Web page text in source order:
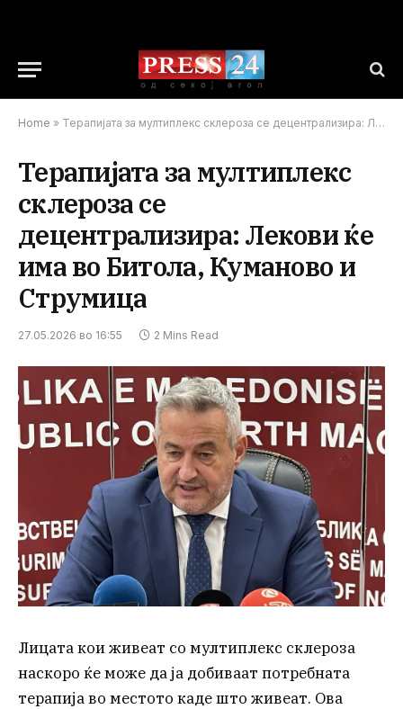
Home » Терапијата за мултиплекс склероза се децентрализира: Лекови ќе има во Битола, Куманово и Струмица
Терапијата за мултиплекс
склероза се
децентрализира: Лекови ќе
има во Битола, Куманово и
Струмица
27.05.2026 во 16:55 2 Mins Read
Лицата кои живеат со мултиплекс склероза
наскоро ќе може да ја добиваат потребната
терапија во местото каде што живеат. Ова